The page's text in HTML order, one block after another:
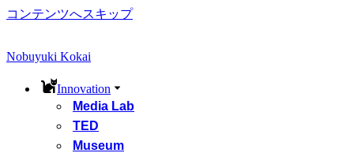
コンテンツへスキップ
Nobuyuki Kokai
Innovation
Media Lab
TED
Museum